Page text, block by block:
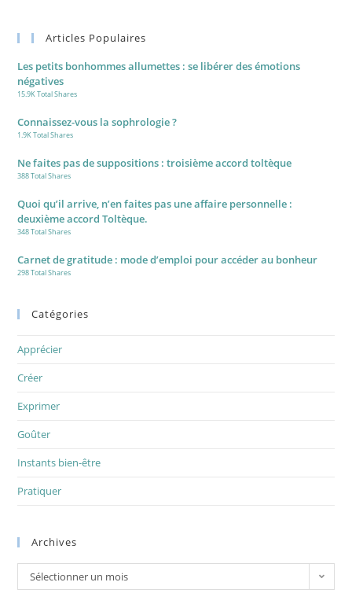
Articles Populaires
Les petits bonhommes allumettes : se libérer des émotions
négatives
15.9K Total Shares
Connaissez-vous la sophrologie ?
1.9K Total Shares
Ne faites pas de suppositions : troisième accord toltèque
388 Total Shares
Quoi qu’il arrive, n’en faites pas une affaire personnelle :
deuxième accord Toltèque.
348 Total Shares
Carnet de gratitude : mode d’emploi pour accéder au bonheur
298 Total Shares
Catégories
Apprécier
Créer
Exprimer
Goûter
Instants bien-être
Pratiquer
Archives
Archives
Sélectionner un mois